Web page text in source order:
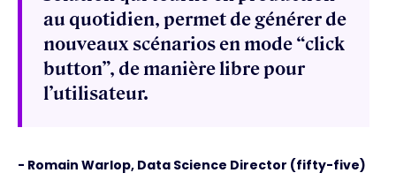
au quotidien, permet de générer de
nouveaux scénarios en mode “click
button”, de manière libre pour
l’utilisateur.
- Romain Warlop, Data Science Director (fifty-five)